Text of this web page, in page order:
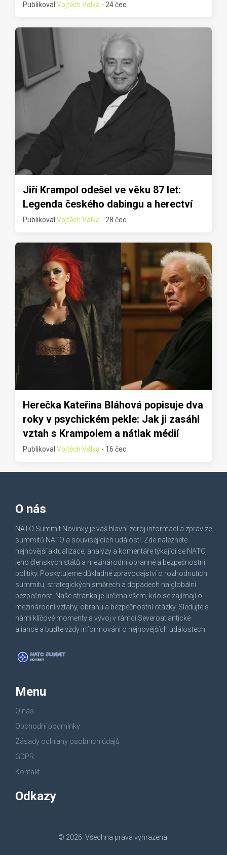
Publikoval Vojtěch Válka - 24 čec
Jiří Krampol odešel ve věku 87 let:
Legenda českého dabingu a herectví
Publikoval Vojtěch Válka - 28 čec
Herečka Kateřina Bláhová popisuje dva
roky v psychickém pekle: Jak ji zasáhl
vztah s Krampolem a nátlak médií
Publikoval Vojtěch Válka - 16 čec
O nás
NATO Summit Novinky je váš hlavní zdroj informací a zpráv ze
summitů NATO a souvisejících událostí. Zde naleznete
nejnovější aktualizace, analýzy a komentáře týkající se NATO,
jeho členských států a mezinárodní obranné a bezpečnostní
politiky. Poskytujeme důkladné zpravodajství o rozhodnutích
summitu, strategických směrech a dopadech na globální
bezpečnost. Naše stránka je určena všem, kdo se zajímají o
mezinárodní vztahy, obranu a bezpečnostní otázky. Sledujte s
námi klíčové momenty a vývoj v rámci Severoatlantické
aliance a buďte vždy informováni o nejnovějších událostech.
Menu
O nás
Obchodní podmínky
Zásady ochrany osobních údajů
GDPR
Kontakt
Odkazy
© 2026. Všechna práva vyhrazena.